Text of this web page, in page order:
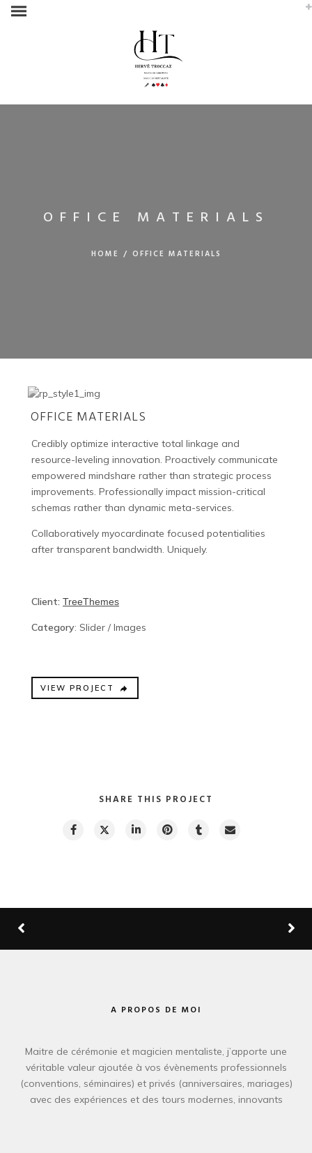
OFFICE MATERIALS
HOME / OFFICE MATERIALS
OFFICE MATERIALS
Credibly optimize interactive total linkage and
resource-leveling innovation. Proactively communicate
empowered mindshare rather than strategic process
improvements. Professionally impact mission-critical
schemas rather than dynamic meta-services.
Collaboratively myocardinate focused potentialities
after transparent bandwidth. Uniquely.
Client: TreeThemes
Category: Slider / Images
VIEW PROJECT
SHARE THIS PROJECT
A PROPOS DE MOI
Maitre de cérémonie et magicien mentaliste, j’apporte une
véritable valeur ajoutée à vos évènements professionnels
(conventions, séminaires) et privés (anniversaires, mariages)
avec des expériences et des tours modernes, innovants